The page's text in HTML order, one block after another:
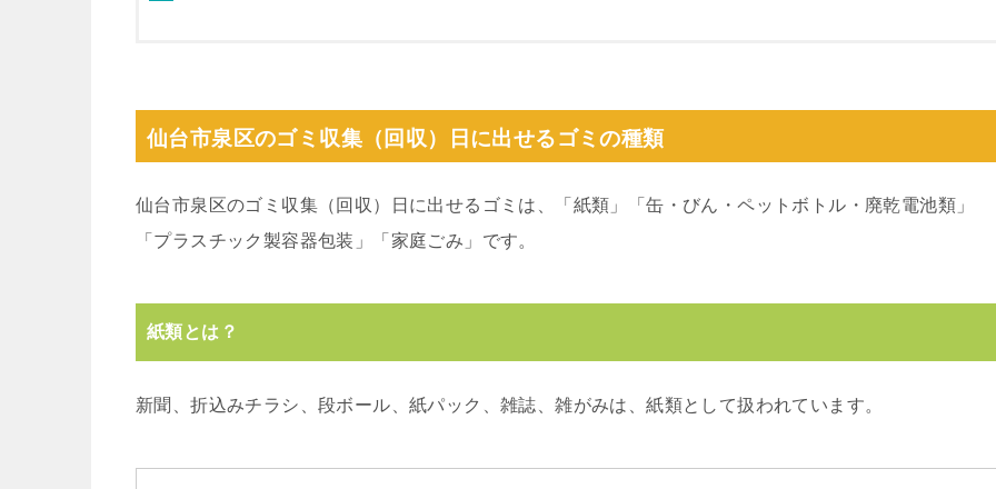
仙台市泉区のゴミ収集（回収）日に出せるゴミの種類
仙台市泉区のゴミ収集（回収）日に出せるゴミは、「紙類」「缶・びん・ペットボトル・廃乾電池類」
「プラスチック製容器包装」「家庭ごみ」です。
紙類とは？
新聞、折込みチラシ、段ボール、紙パック、雑誌、雑がみは、紙類として扱われています。